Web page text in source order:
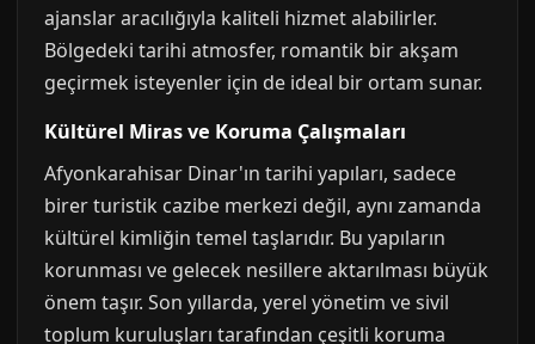
ajanslar aracılığıyla kaliteli hizmet alabilirler.
Bölgedeki tarihi atmosfer, romantik bir akşam
geçirmek isteyenler için de ideal bir ortam sunar.
Kültürel Miras ve Koruma Çalışmaları
Afyonkarahisar Dinar'ın tarihi yapıları, sadece
birer turistik cazibe merkezi değil, aynı zamanda
kültürel kimliğin temel taşlarıdır. Bu yapıların
korunması ve gelecek nesillere aktarılması büyük
önem taşır. Son yıllarda, yerel yönetim ve sivil
toplum kuruluşları tarafından çeşitli koruma